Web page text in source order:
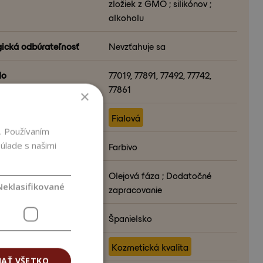
zložiek z GMO ; silikónov ;
alkoholu
odbúrateľnosť Nevzťahuje sa
77019, 77891, 77492, 77742,
77861
Fialová
vo formulácii Farbivo
Olejová fáza ; Dodatočné
zapracovanie
pôvodu Španielsko
Kozmetická kvalita
×
s našimi
VŠETKO